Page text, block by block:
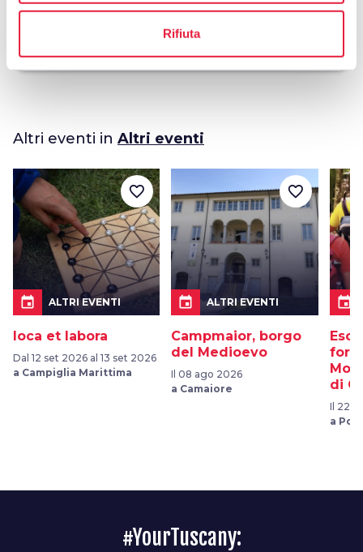
Rifiuta
celebration chevron_right
Altri eventi in Altri eventi
event ALTRI EVENTI
Ioca et labora
Dal 12 set 2026 al 13 set 2026
a Campiglia Marittima
favorite_border
event ALTRI EVENTI
Campmaior, borgo
del Medioevo
Il 08 ago 2026
a Camaiore
favorite_border
event
di
Il 22
a
#YourTuscany: